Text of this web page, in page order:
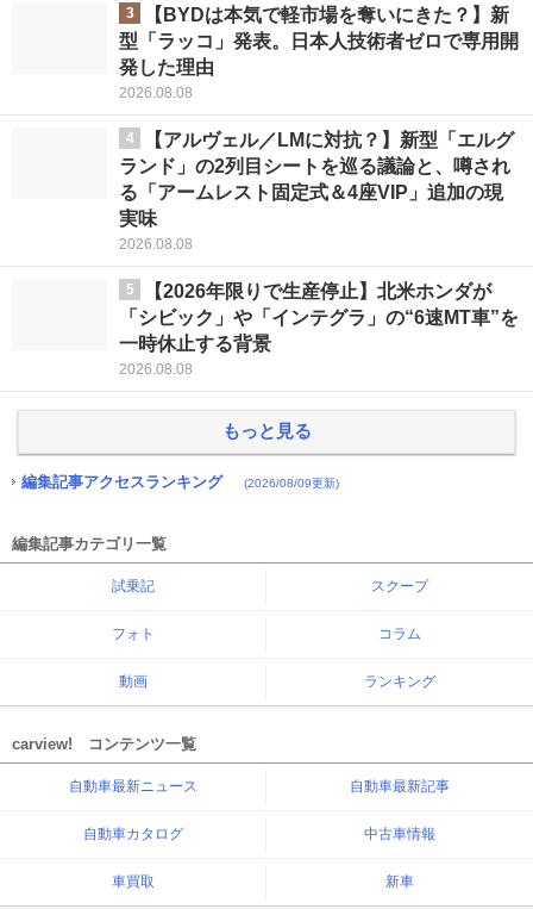
3
【BYDは本気で軽市場を奪いにきた？】新
型「ラッコ」発表。日本人技術者ゼロで専用開
発した理由
2026.08.08
4
【アルヴェル／LMに対抗？】新型「エルグ
ランド」の2列目シートを巡る議論と、噂され
る「アームレスト固定式＆4座VIP」追加の現
実味
2026.08.08
5
【2026年限りで生産停止】北米ホンダが
「シビック」や「インテグラ」の“6速MT車”を
一時休止する背景
2026.08.08
もっと見る
編集記事アクセスランキング (2026/08/09更新)
編集記事カテゴリ一覧
試乗記 スクープ
フォト コラム
動画 ランキング
carview! コンテンツ一覧
自動車最新ニュース 自動車最新記事
自動車カタログ 中古車情報
車買取 新車